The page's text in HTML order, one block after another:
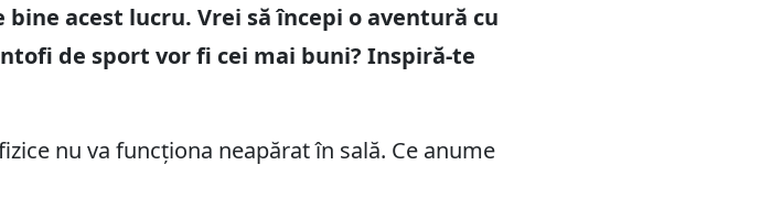
acest lucru. Vrei să începi o aventură cu
de sport vor fi cei mai buni? Inspiră-te
nu va funcționa neapărat în sală. Ce anume